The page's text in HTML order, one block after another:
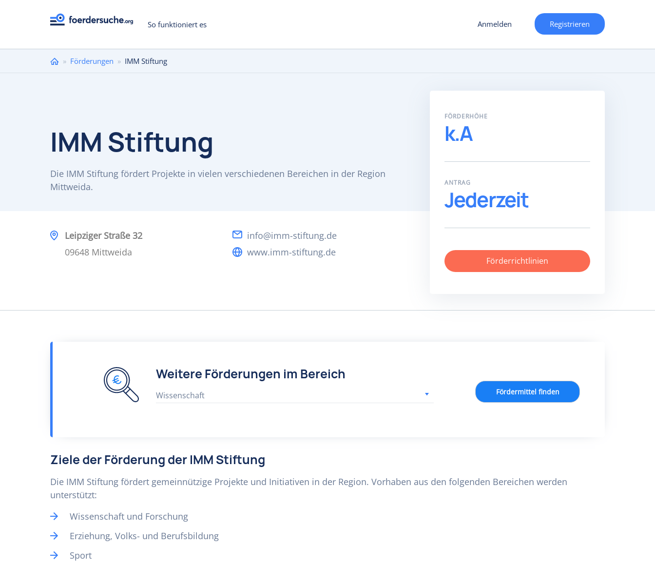
So funktioniert es Anmelden Registrieren
Sie
» Förderungen » IMM Stiftung
IMM Stiftung
Die IMM Stiftung fördert Projekte in vielen verschiedenen Bereichen in der Region
Mittweida.
Leipziger Straße 32
09648 Mittweida
info@imm-stiftung.de
www.imm-stiftung.de
FÖRDERHÖHE
k.A
ANTRAG
Jederzeit
Förderrichtlinien
Weitere Förderungen im Bereich
Wissenschaft Fördermittel finden
Ziele der Förderung der IMM Stiftung
Die IMM Stiftung fördert gemeinnützige Projekte und Initiativen in der Region. Vorhaben aus den folgenden Bereichen werden
unterstützt:
Wissenschaft und Forschung
Erziehung, Volks- und Berufsbildung
Sport